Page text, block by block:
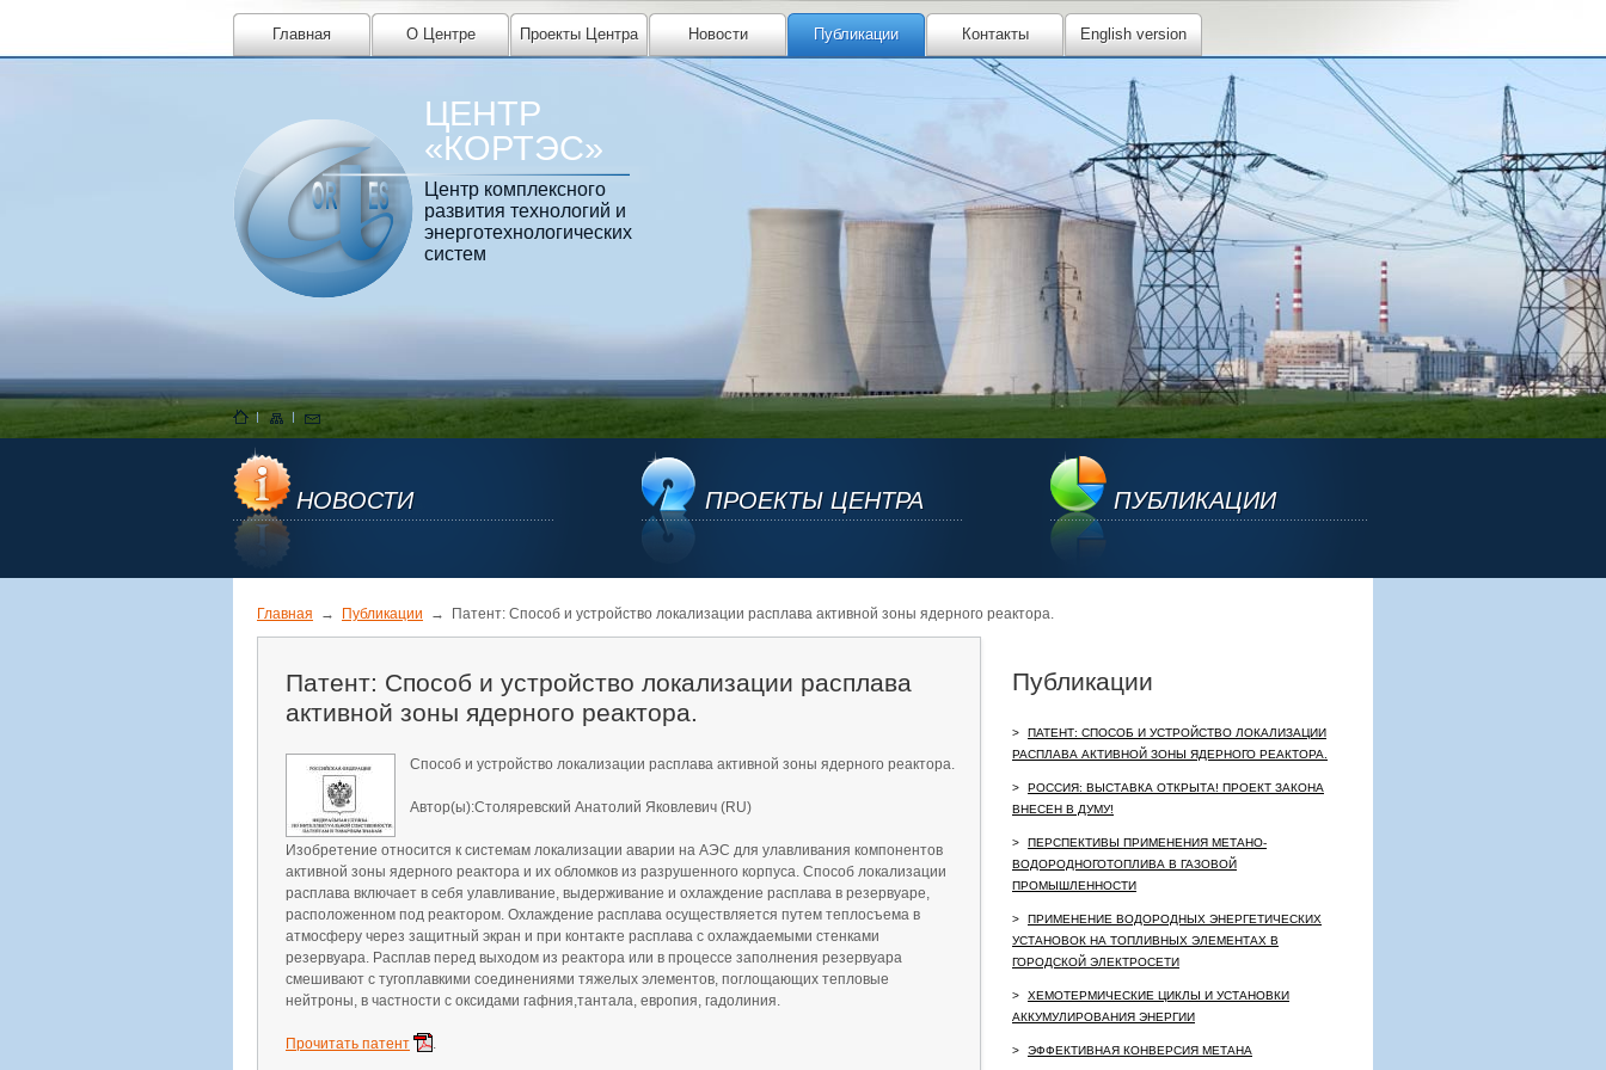
Главная О Центре Проекты Центра Новости Публикации Контакты English version
ЦЕНТР
«КОРТЭС»
Центр комплексного
развития технологий и
энерготехнологических
систем
НОВОСТИ ПРОЕКТЫ ЦЕНТРА ПУБЛИКАЦИИ
Главная → Публикации → Патент: Способ и устройство локализации расплава активной зоны ядерного реактора.
Патент: Способ и устройство локализации расплава
активной зоны ядерного реактора.
Способ и устройство локализации расплава активной зоны ядерного реактора.
Автор(ы):Столяревский Анатолий Яковлевич (RU)
Изобретение относится к системам локализации аварии на АЭС для улавливания компонентов
активной зоны ядерного реактора и их обломков из разрушенного корпуса. Способ локализации
расплава включает в себя улавливание, выдерживание и охлаждение расплава в резервуаре,
расположенном под реактором. Охлаждение расплава осуществляется путем теплосъема в
атмосферу через защитный экран и при контакте расплава с охлаждаемыми стенками
резервуара. Расплав перед выходом из реактора или в процессе заполнения резервуара
смешивают с тугоплавкими соединениями тяжелых элементов, поглощающих тепловые
нейтроны, в частности с оксидами гафния,тантала, европия, гадолиния.
Прочитать патент .
Публикации
>
ПАТЕНТ: СПОСОБ И УСТРОЙСТВО ЛОКАЛИЗАЦИИ
РАСПЛАВА АКТИВНОЙ ЗОНЫ ЯДЕРНОГО РЕАКТОРА.
>
РОССИЯ: ВЫСТАВКА ОТКРЫТА! ПРОЕКТ ЗАКОНА
ВНЕСЕН В ДУМУ!
>
ПЕРСПЕКТИВЫ ПРИМЕНЕНИЯ МЕТАНО-
ВОДОРОДНОГОТОПЛИВА В ГАЗОВОЙ
ПРОМЫШЛЕННОСТИ
>
ПРИМЕНЕНИЕ ВОДОРОДНЫХ ЭНЕРГЕТИЧЕСКИХ
УСТАНОВОК НА ТОПЛИВНЫХ ЭЛЕМЕНТАХ В
ГОРОДСКОЙ ЭЛЕКТРОСЕТИ
>
ХЕМОТЕРМИЧЕСКИЕ ЦИКЛЫ И УСТАНОВКИ
АККУМУЛИРОВАНИЯ ЭНЕРГИИ
> ЭФФЕКТИВНАЯ КОНВЕРСИЯ МЕТАНА